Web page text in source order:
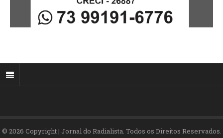
© 2026 Copyright | Jornal do Radialista. Todos os Direitos Reservados.